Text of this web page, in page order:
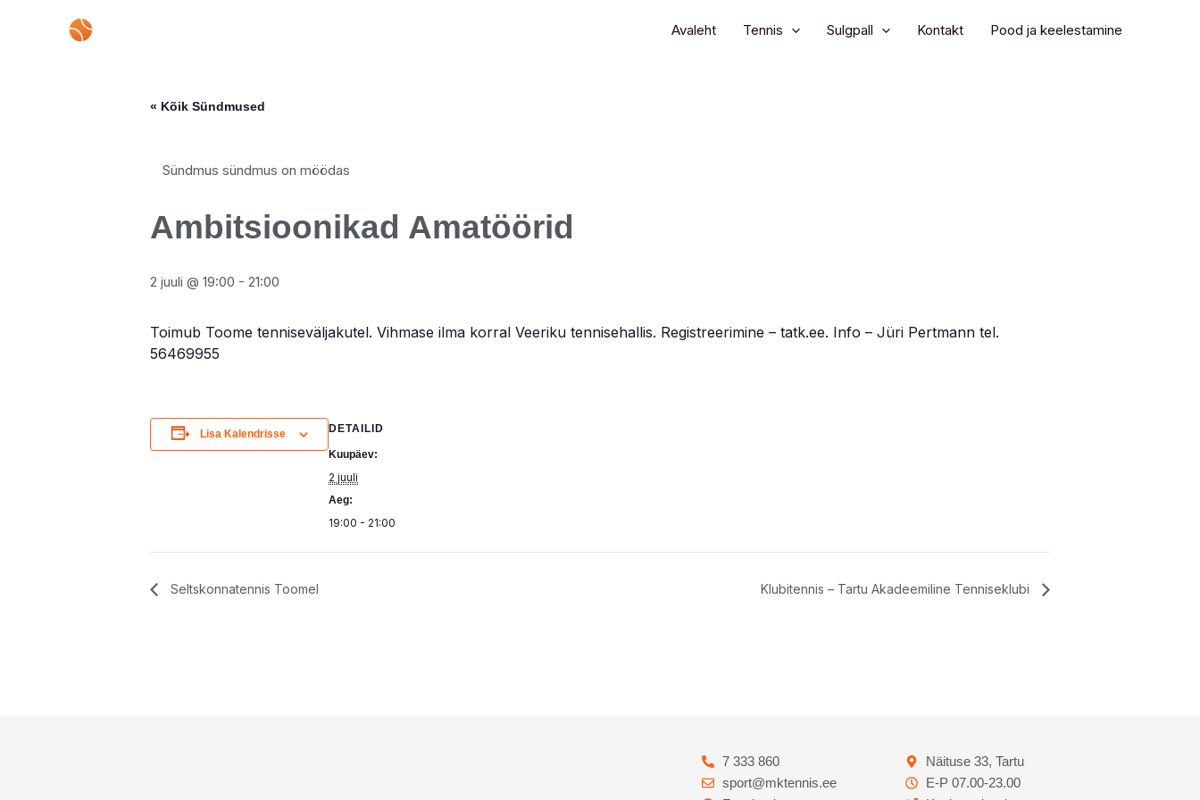
Avaleht Tennis Sulgpall Kontakt Pood ja keelestamine
« Kõik Sündmused
Sündmus sündmus on möödas
Ambitsioonikad Amatöörid
2 juuli @ 19:00 - 21:00
Toimub Toome tenniseväljakutel. Vihmase ilma korral Veeriku tennisehallis. Registreerimine – tatk.ee. Info – Jüri Pertmann tel.
56469955
Lisa Kalendrisse DETAILID
Kuupäev:
2 juuli
Aeg:
19:00 - 21:00
Seltskonnatennis Toomel Klubitennis – Tartu Akadeemiline Tenniseklubi
7 333 860
sport@mktennis.ee
Näituse 33, Tartu
E-P 07.00-23.00